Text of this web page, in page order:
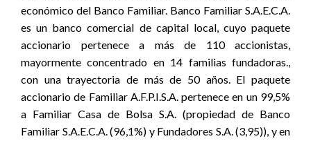
económico del Banco Familiar. Banco Familiar S.A.E.C.A.
es un banco comercial de capital local, cuyo paquete
accionario pertenece a más de 110 accionistas,
mayormente concentrado en 14 familias fundadoras.,
con una trayectoria de más de 50 años. El paquete
accionario de Familiar A.F.P.I.S.A. pertenece en un 99,5%
a Familiar Casa de Bolsa S.A. (propiedad de Banco
Familiar S.A.E.C.A. (96,1%) y Fundadores S.A. (3,95)), y en